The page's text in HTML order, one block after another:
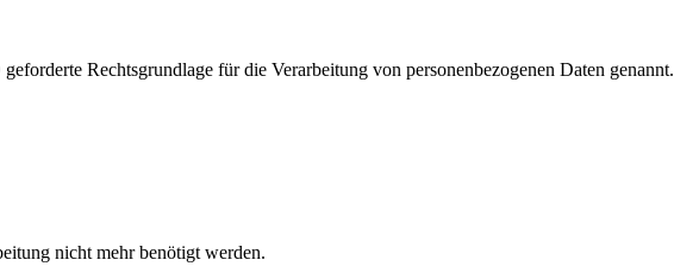
Rechtsgrundlage für die Verarbeitung von personenbezogenen Daten genannt.
nicht mehr benötigt werden.